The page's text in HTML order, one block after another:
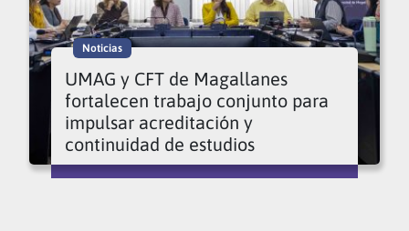
Noticias
UMAG y CFT de Magallanes
fortalecen trabajo conjunto para
impulsar acreditación y
continuidad de estudios